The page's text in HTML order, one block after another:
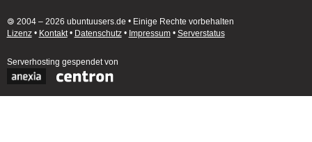
🄯 2004 – 2026 ubuntuusers.de • Einige Rechte vorbehalten
Lizenz• Kontakt• Datenschutz• Impressum• Serverstatus
Serverhosting gespendet von